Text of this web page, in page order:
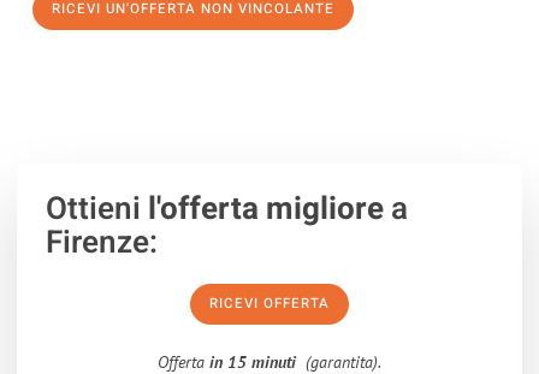
RICEVI UN'OFFERTA NON VINCOLANTE
Ottieni l'offerta migliorea
Firenze:
RICEVI OFFERTA
Offerta in 15 minuti (garantita).